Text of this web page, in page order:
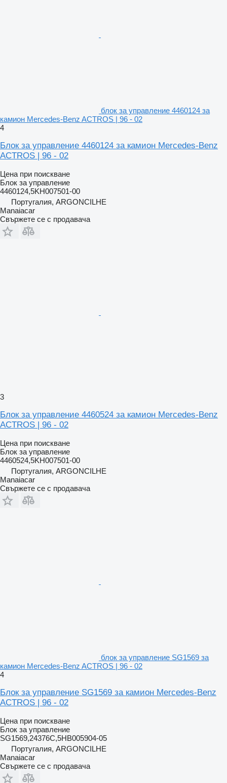
блок за управление 4460124 за
камион Mercedes-Benz ACTROS | 96 - 02
4
Блок за управление 4460124 за камион Mercedes-Benz
ACTROS | 96 - 02
Цена при поискване
Блок за управление
4460124,5KH007501-00
Португалия, ARGONCILHE
Manaiacar
Свържете се с продавача
3
Блок за управление 4460524 за камион Mercedes-Benz
ACTROS | 96 - 02
Цена при поискване
Блок за управление
4460524,5KH007501-00
Португалия, ARGONCILHE
Manaiacar
Свържете се с продавача
блок за управление SG1569 за
камион Mercedes-Benz ACTROS | 96 - 02
4
Блок за управление SG1569 за камион Mercedes-Benz
ACTROS | 96 - 02
Цена при поискване
Блок за управление
SG1569,24376C,5HB005904-05
Португалия, ARGONCILHE
Manaiacar
Свържете се с продавача